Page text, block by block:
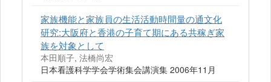
家族機能と家族員の生活活動時間量の通文化
研究:大阪府と香港の子育て期にある共稼ぎ家
族を対象として
本田順子, 法橋尚宏
日本看護科学学会学術集会講演集 2006年11月